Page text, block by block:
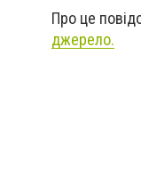
Про це
джерело.